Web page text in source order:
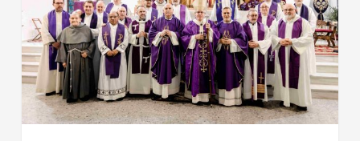
Sevilla